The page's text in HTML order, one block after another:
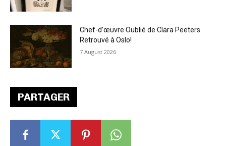
PARTAGER
Chef-d’œuvre Oublié de Clara Peeters
Retrouvé à Oslo!
7 August 2026